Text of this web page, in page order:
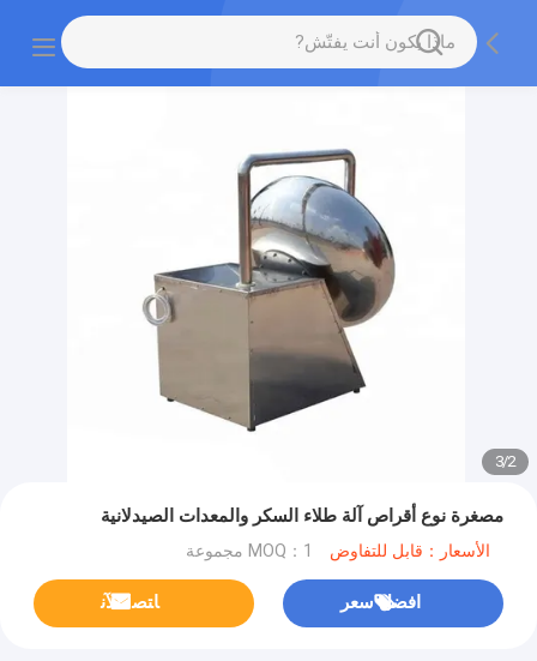
2
/
3
مصغرة نوع أقراص آلة طلاء السكر والمعدات الصيدلانية
الأسعار：قابل للتفاوض MOQ：1 مجموعة
افضل سعر ﺎﺘﺼﻟ ﺍﻶﻧ